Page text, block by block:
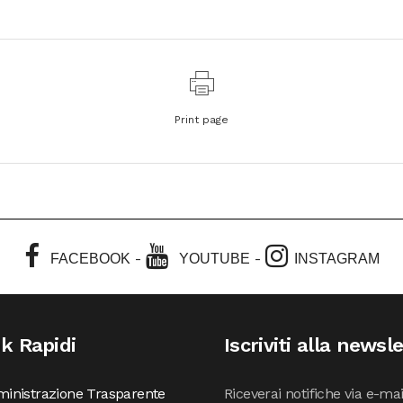
Print page
FACEBOOK - YOUTUBE - INSTAGRAM
Rapidi
Trasparente
Iscriviti alla
Riceverai notifiche via e-